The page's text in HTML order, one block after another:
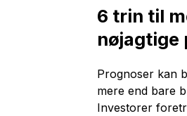
6 trin til
nøjagtige
Prognoser kan
mere end bare
Investorer